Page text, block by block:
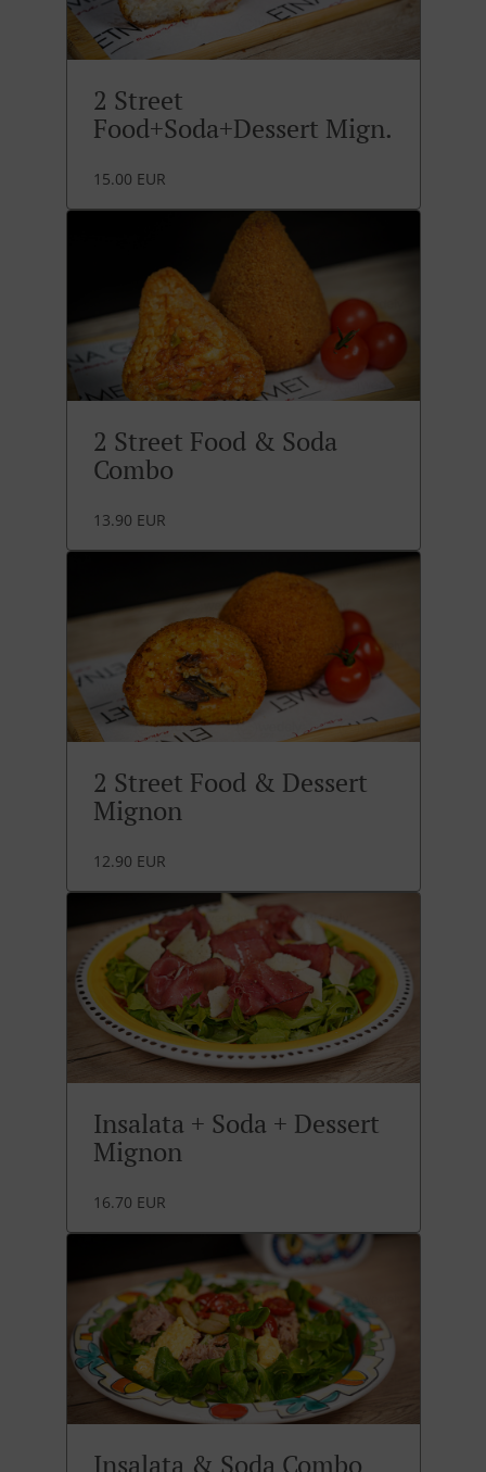
2 Street
Food+Soda+Dessert Mign.
15.00 EUR
2 Street Food & Soda
Combo
13.90 EUR
2 Street Food & Dessert
Mignon
12.90 EUR
Insalata + Soda + Dessert
Mignon
16.70 EUR
Insalata & Soda Combo